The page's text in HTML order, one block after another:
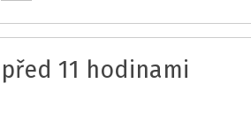
před 11 hodinami